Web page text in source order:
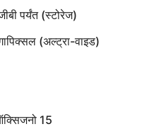
पर्यंत (स्टोरेज)
(अल्ट्रा-वाइड)
15